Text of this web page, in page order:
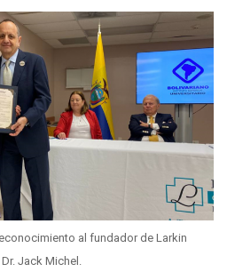
al fundador de Larkin
Jack Michel.